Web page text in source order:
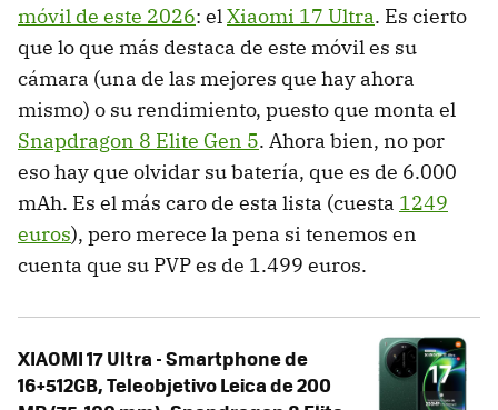
móvil de este 2026: elXiaomi 17 Ultra. Es cierto
que lo que más destaca de este móvil es su
cámara (una de las mejores que hay ahora
mismo) o su rendimiento, puesto que monta el
Snapdragon 8 Elite Gen 5. Ahora bien, no por
eso hay que olvidar su batería, que es de 6.000
mAh. Es el más caro de esta lista (cuesta 1249
euros), pero merece la pena si tenemos en
cuenta que su PVP es de 1.499 euros.
XIAOMI 17 Ultra - Smartphone de
16+512GB, Teleobjetivo Leica de 200